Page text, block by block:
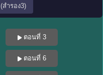
(สำรอง3)
ตอนที่ 3
ตอนที่ 6